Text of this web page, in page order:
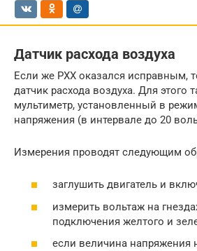
Датчик расхода воздуха
Если же РХХ оказался исправным,
датчик расхода воздуха. Для этого
мультиметр, установленный в
напряжения (в интервале до 20
Измерения проводят следующим
заглушить двигатель и
измерить вольтаж на
подключения желтого и
если величина напряжения